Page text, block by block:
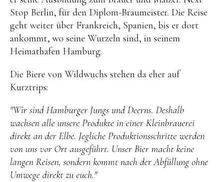
Stop Berlin, für den Diplom-Braumeister. Die Reise
geht weiter über Frankreich, Spanien, bis er dort
ankommt, wo seine Wurzeln sind, in seinem
Heimathafen Hamburg.
Die Biere von Wildwuchs stehen da eher auf
Kurztrips:
"Wir sind Hamburger Jungs und Deerns. Deshalb
wachsen alle unsere Produkte in einer Kleinbrauerei
direkt an der Elbe. Jegliche Produktionsschritte werden
von uns vor Ort ausgeführt. Unser Bier macht keine
langen Reisen, sondern kommt nach der Abfüllung ohne
Umwege direkt zu euch."